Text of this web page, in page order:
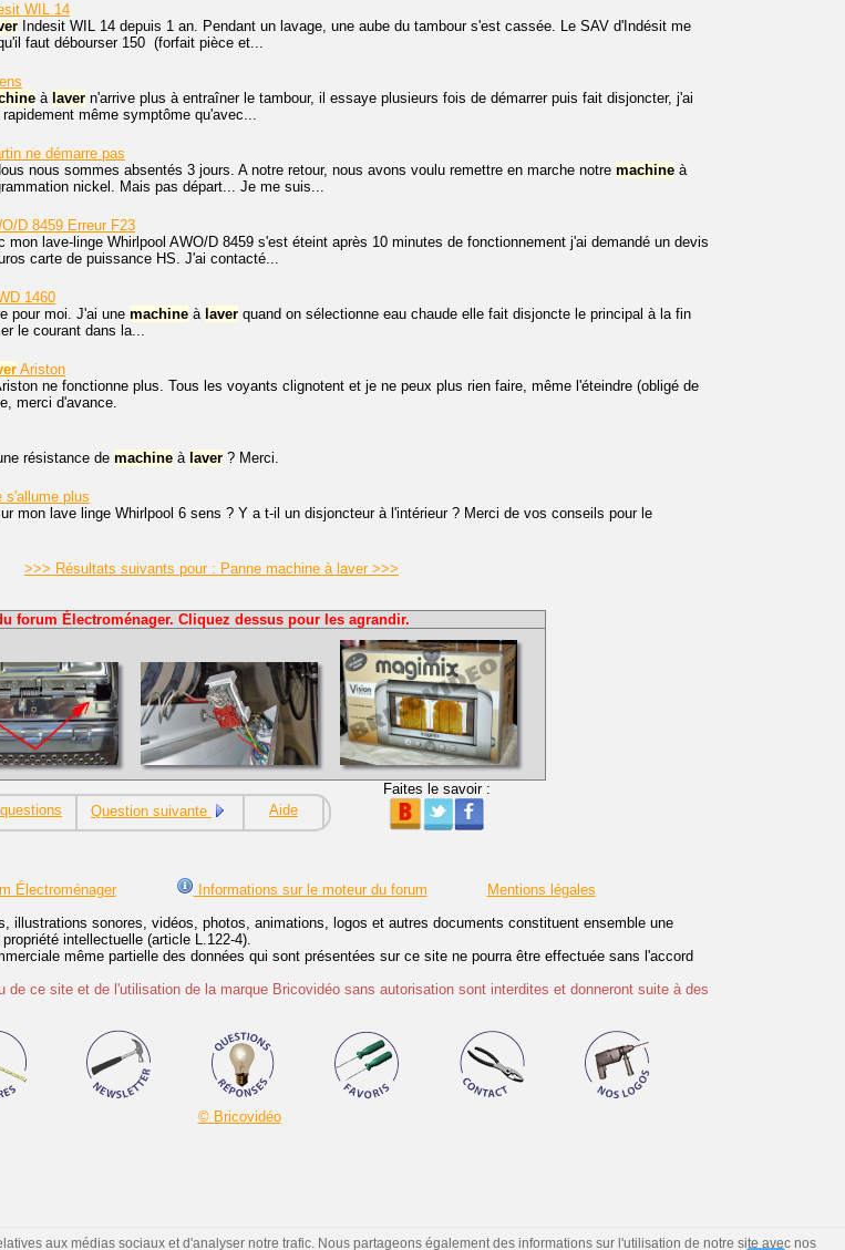
WIL 14
Indesit WIL 14 depuis 1 an. Pendant un lavage, une aube du tambour s'est cassée. Le SAV d'Indésit me
faut débourser 150  (forfait pièce et...
à laver n'arrive plus à entraîner le tambour, il essaye plusieurs fois de démarrer puis fait disjoncter, j'ai
même symptôme qu'avec...
ne démarre pas
nous sommes absentés 3 jours. A notre retour, nous avons voulu remettre en marche notre machine à
nickel. Mais pas départ... Je me suis...
D 8459 Erreur F23
lave-linge Whirlpool AWO/D 8459 s'est éteint après 10 minutes de fonctionnement j'ai demandé un devis
carte de puissance HS. J'ai contacté...
1460
pour moi. J'ai une machine à laver quand on sélectionne eau chaude elle fait disjoncte le principal à la fin
le courant dans la...
Ariston
ne fonctionne plus. Tous les voyants clignotent et je ne peux plus rien faire, même l'éteindre (obligé de
merci d'avance.
résistance de machine à laver ? Merci.
s'allume plus
mon lave linge Whirlpool 6 sens ? Y a t-il un disjoncteur à l'intérieur ? Merci de vos conseils pour le
>>> Résultats suivants pour : Panne machine à laver >>>
forum Électroménager. Cliquez dessus pour les agrandir.
Question suivante Aide
Faites le savoir :
Électroménager Informations sur le moteur du forum
Mentions légales
illustrations sonores, vidéos, photos, animations, logos et autres documents constituent ensemble une
intellectuelle (article L.122-4).
même partielle des données qui sont présentées sur ce site ne pourra être effectuée sans l'accord
de ce site et de l'utilisation de la marque Bricovidéo sans autorisation sont interdites et donneront suite à des
© Bricovidéo
aux médias sociaux et d'analyser notre trafic. Nous partageons également des informations sur l'utilisation de notre site avec nos